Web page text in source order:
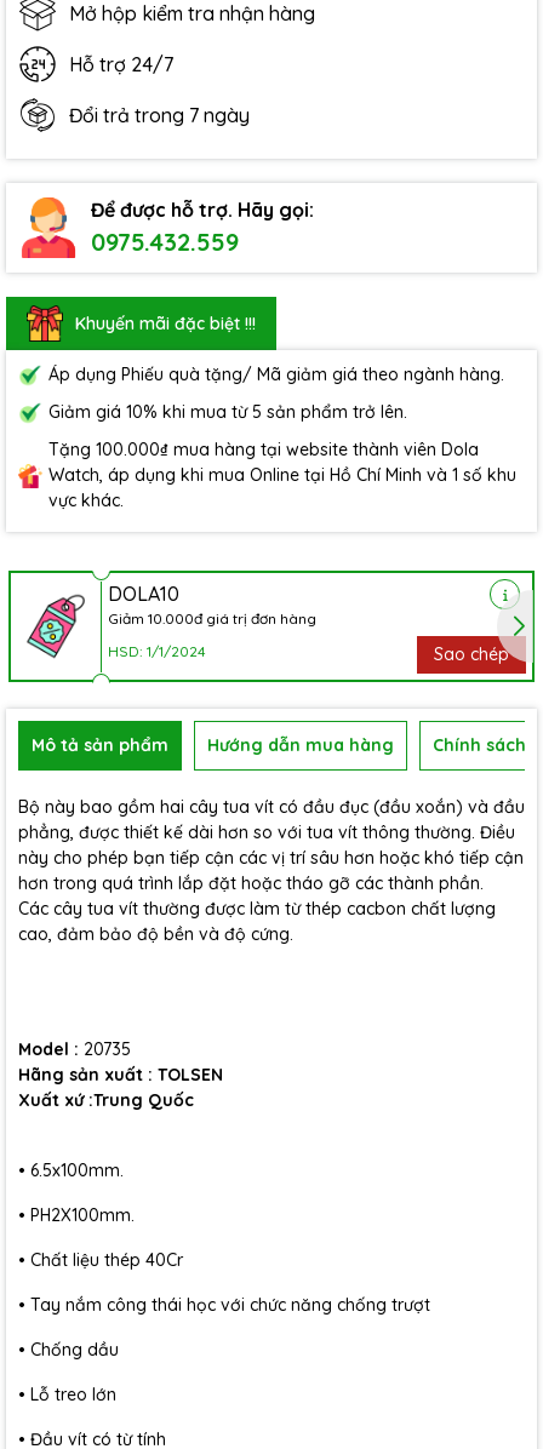
Mở hộp kiểm tra nhận hàng
Hỗ trợ 24/7
Đổi trả trong 7 ngày
Để được hỗ trợ. Hãy gọi:
0975.432.559
Khuyến mãi đặc biệt !!!
Áp dụng Phiếu quà tặng/ Mã giảm giá theo ngành hàng.
Giảm giá 10% khi mua từ 5 sản phẩm trở lên.
Tặng 100.000₫ mua hàng tại website thành viên Dola
Watch, áp dụng khi mua Online tại Hồ Chí Minh và 1 số khu
vực khác.
DOLA10
Giảm 10.000đ giá trị đơn hàng
HSD: 1/1/2024
Sao chép
Mô tả sản phẩm Hướng dẫn mua hàng Chính sách
Bộ này bao gồm hai cây tua vít có đầu đục (đầu xoắn) và đầu
phẳng, được thiết kế dài hơn so với tua vít thông thường. Điều
này cho phép bạn tiếp cận các vị trí sâu hơn hoặc khó tiếp cận
hơn trong quá trình lắp đặt hoặc tháo gỡ các thành phần.
Các cây tua vít thường được làm từ thép cacbon chất lượng
cao, đảm bảo độ bền và độ cứng.
Model : 20735
Hãng sản xuất : TOLSEN
Xuất xứ :Trung Quốc
• 6.5x100mm.
• PH2X100mm.
• Chất liệu thép 40Cr
• Tay nắm công thái học với chức năng chống trượt
• Chống dầu
• Lỗ treo lớn
• Đầu vít có từ tính